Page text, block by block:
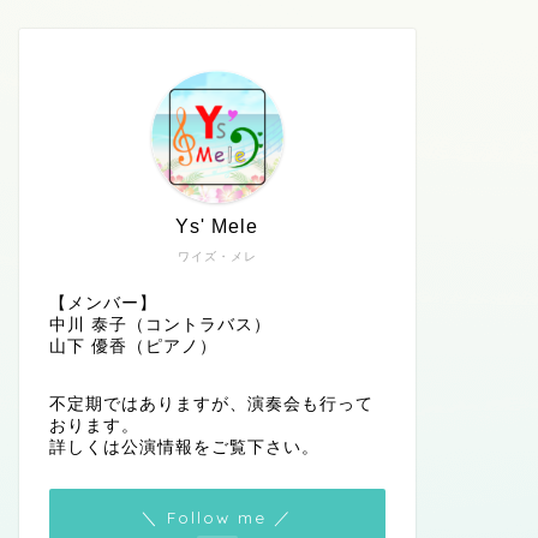
ワイズ・メレ
Ys' Mele
【メンバー】
中川 泰子（コントラバス）
山下 優香（ピアノ）
不定期ではありますが、演奏会も行って
おります。
詳しくは公演情報をご覧下さい。
＼ Follow me ／